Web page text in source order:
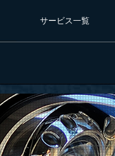
サービス一覧